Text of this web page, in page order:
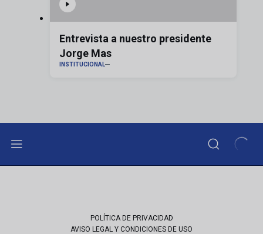
Entrevista a nuestro presidente
Jorge Mas
INSTITUCIONAL
POLÍTICA DE PRIVACIDAD
AVISO LEGAL Y CONDICIONES DE USO